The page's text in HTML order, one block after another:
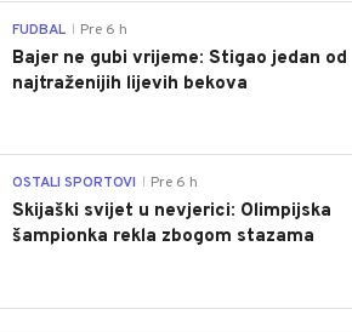
FUDBAL Pre 6 h
Bajer ne gubi vrijeme: Stigao jedan od
najtraženijih lijevih bekova
OSTALI SPORTOVI Pre 6 h
Skijaški svijet u nevjerici: Olimpijska
šampionka rekla zbogom stazama